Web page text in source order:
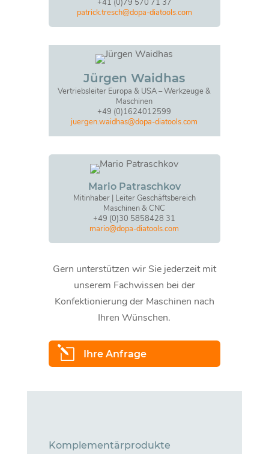
+41 (0)79 570 71 37
patrick.tresch@dopa-diatools.com
Jürgen Waidhas
Vertriebsleiter Europa & USA – Werkzeuge &
Maschinen
+49 (0)1624012599
juergen.waidhas@dopa-diatools.com
Mario Patraschkov
Mitinhaber | Leiter Geschäftsbereich
Maschinen & CNC
+49 (0)30 5858428 31
mario@dopa-diatools.com
Gern unterstützen wir Sie jederzeit mit
unserem Fachwissen bei der
Konfektionierung der Maschinen nach
Ihren Wünschen.
l Ihre Anfrage
Komplementärprodukte